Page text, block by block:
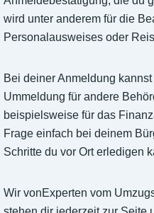
wird unter anderem für die
Personalausweises oder
Bei deiner Anmeldung
Ummeldung für andere
beispielsweise für das
Frage einfach bei deinem
Schritte du vor Ort erledigen
Wir vonExperten vom